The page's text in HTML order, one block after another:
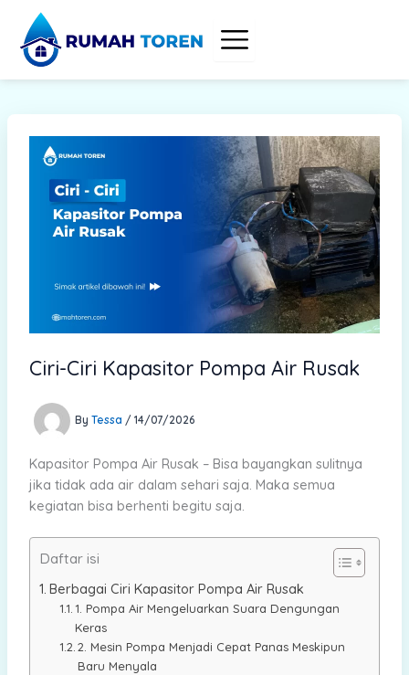
content
Ciri-Ciri Kapasitor Pompa Air Rusak
By Tessa / 14/07/2026
Kapasitor Pompa Air Rusak – Bisa bayangkan sulitnya
jika tidak ada air dalam sehari saja. Maka semua
kegiatan bisa berhenti begitu saja.
Daftar isi
Berbagai Ciri Kapasitor Pompa Air Rusak
1. Pompa Air Mengeluarkan Suara Dengungan
Keras
2. Mesin Pompa Menjadi Cepat Panas Meskipun
Baru Menyala
e
a
r
c